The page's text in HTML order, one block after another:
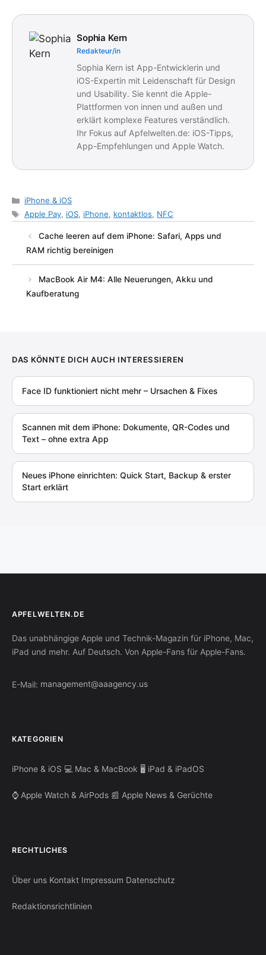
Sophia Kern
Redakteur/in
Sophia Kern ist App-Entwicklerin und
iOS-Expertin mit Leidenschaft für Design
und Usability. Sie kennt die Apple-
Plattformen von innen und außen und
erklärt komplexe Features verständlich.
Ihr Fokus auf Apfelwelten.de: iOS-Tipps,
App-Empfehlungen und Apple Watch.
Kategorien
iPhone & iOS
Schlagwörter
Apple Pay, iOS, iPhone, kontaktlos, NFC
Cache leeren auf dem iPhone: Safari, Apps und
RAM richtig bereinigen
MacBook Air M4: Alle Neuerungen, Akku und
Kaufberatung
DAS KÖNNTE DICH AUCH INTERESSIEREN
Face ID funktioniert nicht mehr – Ursachen & Fixes
Scannen mit dem iPhone: Dokumente, QR-Codes und
Text – ohne extra App
Neues iPhone einrichten: Quick Start, Backup & erster
Start erklärt
APFELWELTEN.DE
Das unabhängige Apple und Technik-Magazin für iPhone, Mac,
iPad und mehr. Auf Deutsch. Von Apple-Fans für Apple-Fans.
E-Mail: management@aaagency.us
KATEGORIEN
iPhone & iOS 💻 Mac & MacBook 🖥️ iPad & iPadOS
⌚ Apple Watch & AirPods 📰 Apple News & Gerüchte
RECHTLICHES
Über uns Kontakt Impressum Datenschutz
Redaktionsrichtlinien